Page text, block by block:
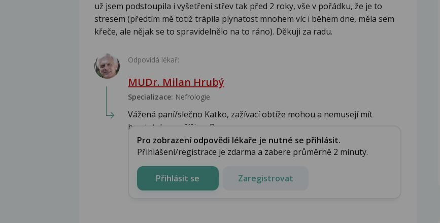
už jsem podstoupila i vyšetření střev tak před 2 roky, vše v pořádku, že je to
stresem (předtím mě totiž trápila plynatost mnohem víc i během dne, měla sem
křeče, ale nějak se to spravidelnělo na to ráno). Děkuji za radu.
Odpovídá lékař:
MUDr. Milan Hrubý
Specializace: Nefrologie
Vážená paní/slečno Katko, zažívací obtíže mohou a nemusejí mít
hmatatelnou příčinu. P...
Pro zobrazení odpovědi lékaře je nutné se přihlásit.
Přihlášení/registrace je zdarma a zabere průměrně 2 minuty.
Přihlásit se Zaregistrovat